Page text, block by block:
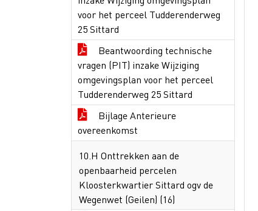
voor het perceel Tudderenderweg
25 Sittard
Beantwoording technische
vragen (PIT) inzake Wijziging
omgevingsplan voor het perceel
Tudderenderweg 25 Sittard
Bijlage Anterieure
overeenkomst
10.H Onttrekken aan de
openbaarheid percelen
Kloosterkwartier Sittard ogv de
Wegenwet (Geilen) (16)